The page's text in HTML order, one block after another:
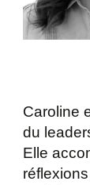
Caroline
du
Elle